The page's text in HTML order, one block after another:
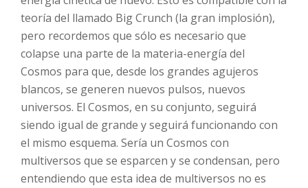
teoría del llamado Big Crunch (la gran implosión),
pero recordemos que sólo es necesario que
colapse una parte de la materia-energía del
Cosmos para que, desde los grandes agujeros
blancos, se generen nuevos pulsos, nuevos
universos. El Cosmos, en su conjunto, seguirá
siendo igual de grande y seguirá funcionando con
el mismo esquema. Sería un Cosmos con
multiversos que se esparcen y se condensan, pero
entendiendo que esta idea de multiversos no es